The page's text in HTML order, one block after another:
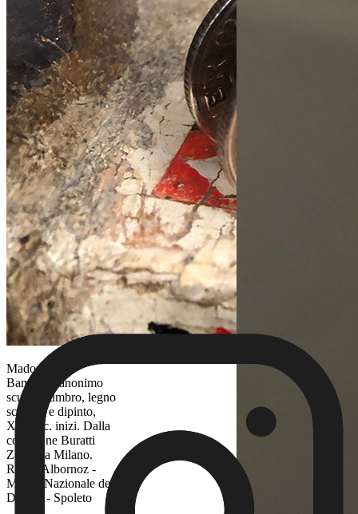
Madonna col
Bambino, anonimo
scultore umbro, legno
scolpito e dipinto,
XIV sec. inizi. Dalla
collezione Buratti
Zanchi a Milano.
Rocca Albornoz -
Museo Nazionale del
Ducato - Spoleto